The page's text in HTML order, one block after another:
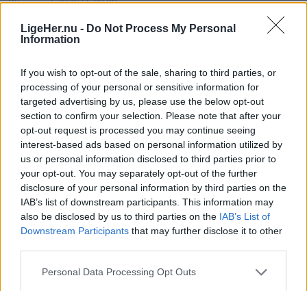
LigeHer.nu - Do Not Process My Personal
Information
If you wish to opt-out of the sale, sharing to third parties, or
processing of your personal or sensitive information for
targeted advertising by us, please use the below opt-out
section to confirm your selection. Please note that after your
opt-out request is processed you may continue seeing
interest-based ads based on personal information utilized by
us or personal information disclosed to third parties prior to
your opt-out. You may separately opt-out of the further
disclosure of your personal information by third parties on the
IAB’s list of downstream participants. This information may
also be disclosed by us to third parties on the IAB’s List of
Downstream Participants that may further disclose it to other
Personal Data Processing Opt Outs
NORDJYLLAND: Stigende brændstofpriser og
færre unge der vælger busser og tog til, udfordrer
Det skriverDR.
Mediet beskriver endvidere, at "den kollektive
trafik står i en alvorlig situation" i Nordjylland - og
nu er det så op til regionsrådet i regionen at finde
60 millioner kroner til næste år.
- Det er et svimlende beløb, indleder
tilføjer:
Vis mere
Del artikel